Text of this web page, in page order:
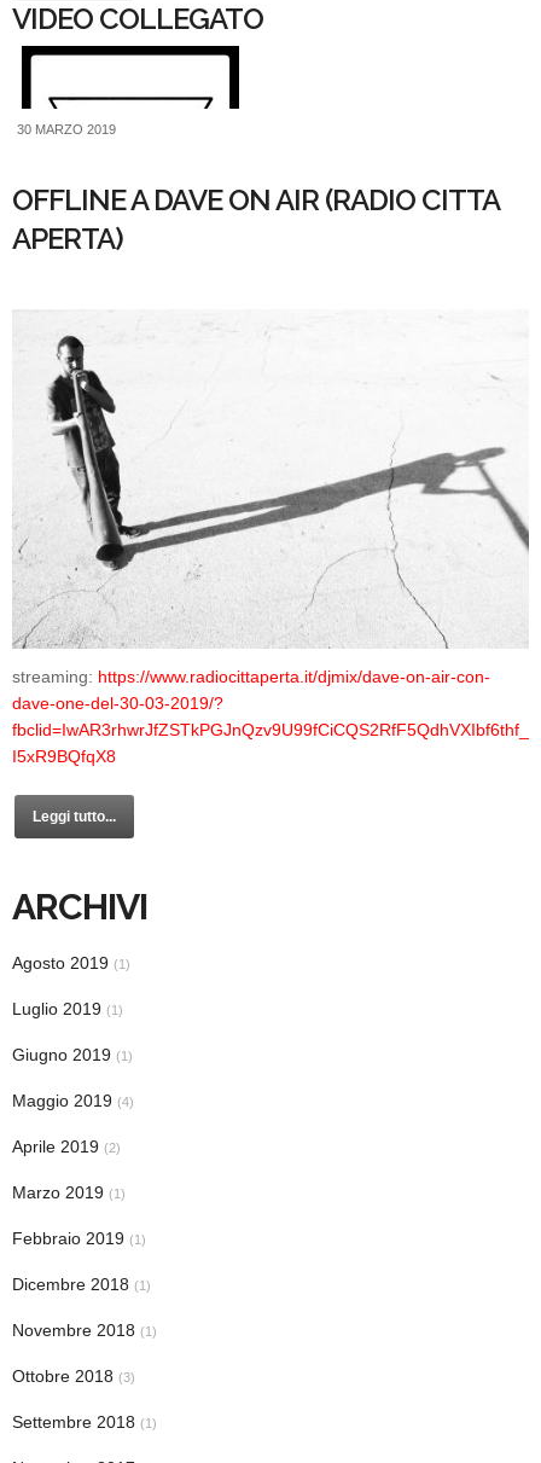
VIDEO COLLEGATO
30 MARZO 2019
OFFLINE A DAVE ON AIR (RADIO CITTA
APERTA)
streaming: https://www.radiocittaperta.it/djmix/dave-on-air-con-
dave-one-del-30-03-2019/?
fbclid=IwAR3rhwrJfZSTkPGJnQzv9U99fCiCQS2RfF5QdhVXIbf6thf_
I5xR9BQfqX8
Leggi tutto...
ARCHIVI
Agosto 2019 (1)
Luglio 2019 (1)
Giugno 2019 (1)
Maggio 2019 (4)
Aprile 2019 (2)
Marzo 2019 (1)
Febbraio 2019 (1)
Dicembre 2018 (1)
Novembre 2018 (1)
Ottobre 2018 (3)
Settembre 2018 (1)